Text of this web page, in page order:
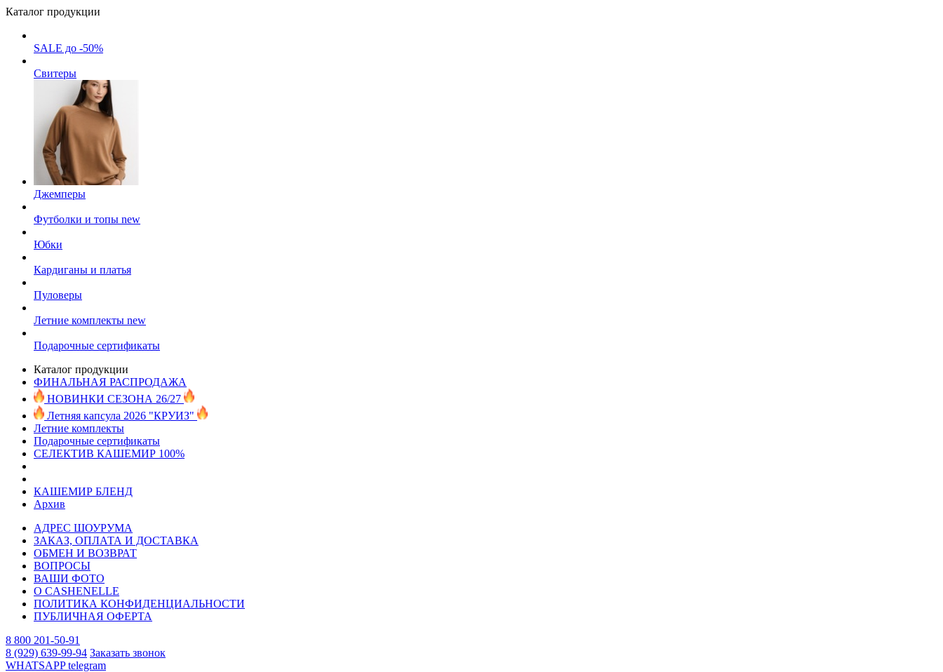
Каталог продукции
SALE до -50%
Свитеры
Джемперы
Футболки и топы new
Юбки
Кардиганы и платья
Пуловеры
Летние комплекты new
Подарочные сертификаты
Каталог продукции
ФИНАЛЬНАЯ РАСПРОДАЖА
НОВИНКИ СЕЗОНА 26/27
Летняя капсула 2026 "КРУИЗ"
Летние комплекты
Подарочные сертификаты
СЕЛЕКТИВ КАШЕМИР 100%
КАШЕМИР БЛЕНД
Архив
АДРЕС ШОУРУМА
ЗАКАЗ, ОПЛАТА И ДОСТАВКА
ОБМЕН И ВОЗВРАТ
ВОПРОСЫ
ВАШИ ФОТО
О CASHENELLE
ПОЛИТИКА КОНФИДЕНЦИАЛЬНОСТИ
ПУБЛИЧНАЯ ОФЕРТА
8 800 201-50-91
8 (929) 639-99-94 Заказать звонок
WHATSAPPtelegram